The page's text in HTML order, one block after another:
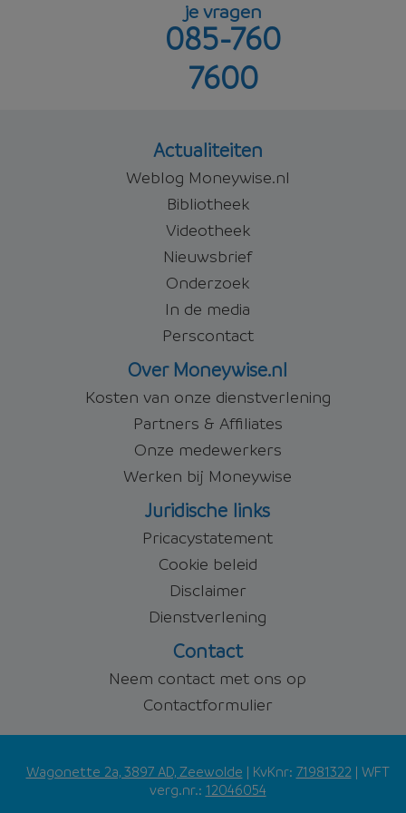
Offerte aanvragen
5,39%
je vragen
085-760
7600
Actualiteiten
Weblog Moneywise.nl
Bibliotheek
Videotheek
Nieuwsbrief
Onderzoek
In de media
Perscontact
Over Moneywise.nl
Kosten van onze dienstverlening
Partners & Affiliates
Onze medewerkers
Werken bij Moneywise
Juridische links
Pricacystatement
Cookie beleid
Disclaimer
Dienstverlening
Contact
Neem contact met ons op
Contactformulier
Wagonette 2a, 3897 AD, Zeewolde | KvKnr: 71981322| WFT
verg.nr.: 12046054